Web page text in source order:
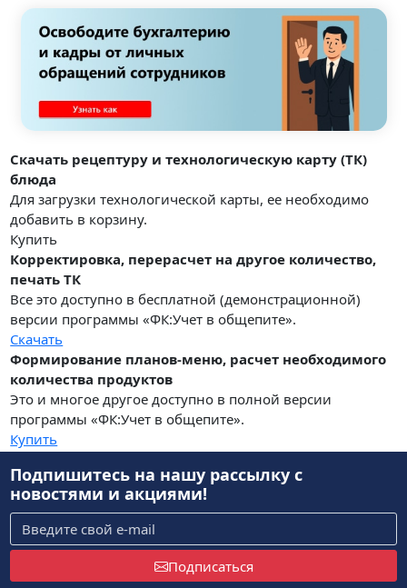
Скачать рецептуру и технологическую карту (ТК)
блюда
Для загрузки технологической карты, ее необходимо
добавить в корзину.
Купить
Корректировка, перерасчет на другое количество,
печать ТК
Все это доступно в бесплатной (демонстрационной)
версии программы «ФК:Учет в общепите».
Скачать
Формирование планов-меню, расчет необходимого
количества продуктов
Это и многое другое доступно в полной версии
программы «ФК:Учет в общепите».
Купить
Подпишитесь на нашу рассылкус
новостями и акциями!
Подписаться